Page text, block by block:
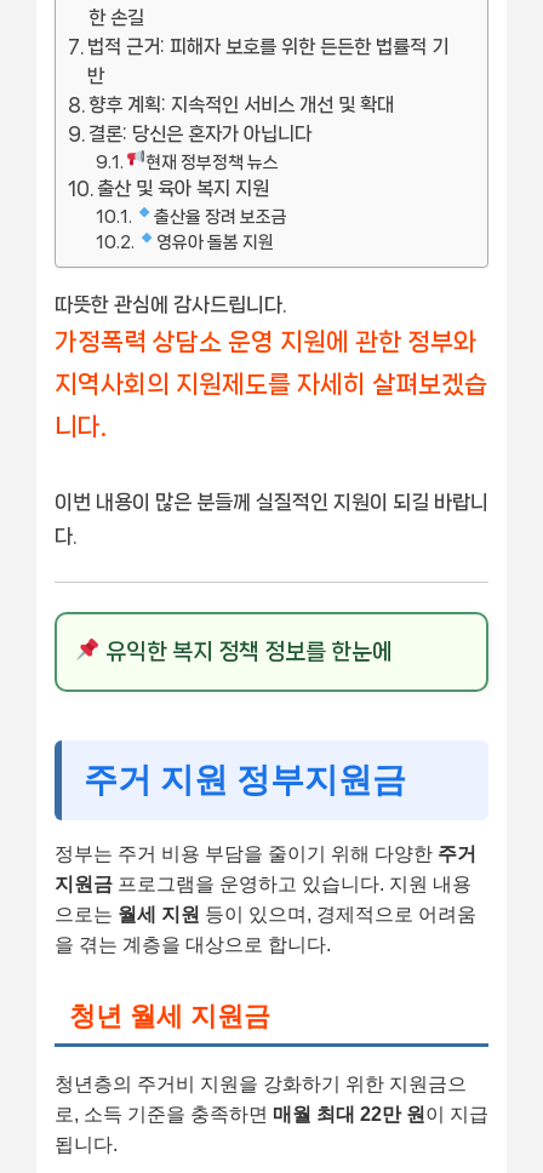
한 손길
법적 근거: 피해자 보호를 위한 든든한 법률적 기
반
향후 계획: 지속적인 서비스 개선 및 확대
결론: 당신은 혼자가 아닙니다
현재 정부정책 뉴스
출산 및 육아 복지 지원
출산율 장려 보조금
영유아 돌봄 지원
따뜻한 관심에 감사드립니다.
가정폭력 상담소 운영 지원에 관한 정부와
지역사회의 지원제도를 자세히 살펴보겠습
니다.
이번 내용이 많은 분들께 실질적인 지원이 되길 바랍니
다.
유익한 복지 정책 정보를 한눈에
주거 지원 정부지원금
정부는 주거 비용 부담을 줄이기 위해 다양한 주거
지원금 프로그램을 운영하고 있습니다. 지원 내용
으로는 월세 지원 등이 있으며, 경제적으로 어려움
을 겪는 계층을 대상으로 합니다.
청년 월세 지원금
청년층의 주거비 지원을 강화하기 위한 지원금으
로, 소득 기준을 충족하면 매월 최대 22만 원 이 지급
됩니다.